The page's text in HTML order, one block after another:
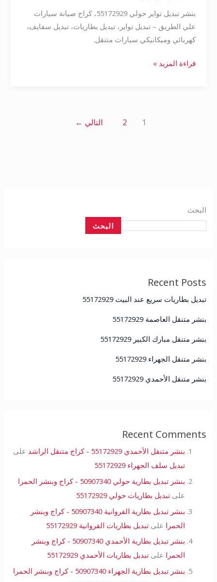
بنشر تبديل تواير حولي 55172929، كراج صيانة سيارات
علي الطريق – تبديل تواير، تبديل بطاريات، تبديل سفايف،
كهربائي وميكانيكي سيارات متنقل.
قراءة المزيد »
1
2 التالي ←
البحث
البحث
Recent Posts
تبديل بطاريات سريع عند البيت 55172929
بنشر متنقل العاصمة 55172929
بنشر متنقل مبارك الكبير 55172929
بنشر متنقل الجهراء 55172929
بنشر متنقل الأحمدي 55172929
Recent Comments
بنشر متنقل الأحمدي 55172929 - كراج متنقل الراشد
على
تبديل سلف الجهراء 55172929
بنشر تبديل بطارية حولي 50907340 - كراج وبنشر الحمرا
علىتبديل بطاريات حولي 55172929
بنشر تبديل بطارية الفروانية 50907340 - كراج وبنشر
الحمرا علىتبديل بطاريات الفروانية 55172929
بنشر تبديل بطارية الأحمدي 50907340 - كراج وبنشر
الحمرا علىتبديل بطاريات الأحمدي 55172929
بنشر تبديل بطارية الجهراء 50907340 - كراج وبنشر الحمرا